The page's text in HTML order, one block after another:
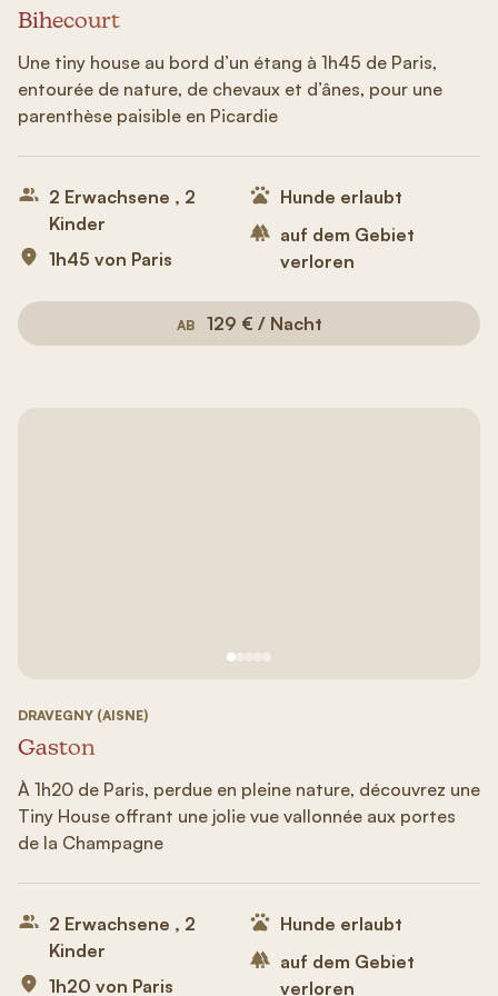
Bihecourt
Une tiny house au bord d’un étang à 1h45 de Paris,
entourée de nature, de chevaux et d’ânes, pour une
parenthèse paisible en Picardie
2 Erwachsene , 2
Kinder
1h45 von Paris
Hunde erlaubt
auf dem Gebiet
verloren
AB 129 € / Nacht
DRAVEGNY (AISNE)
Gaston
À 1h20 de Paris, perdue en pleine nature, découvrez une
Tiny House offrant une jolie vue vallonnée aux portes
de la Champagne
2 Erwachsene , 2
Kinder
1h20 von Paris
Hunde erlaubt
auf dem Gebiet
verloren